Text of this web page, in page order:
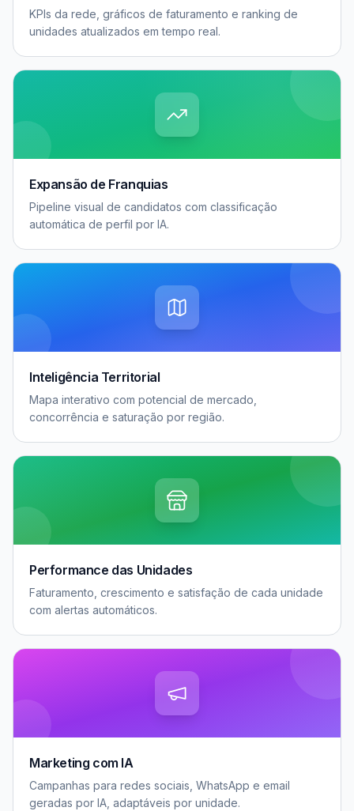
KPIs da rede, gráficos de faturamento e ranking de
unidades atualizados em tempo real.
Expansão de Franquias
Pipeline visual de candidatos com classificação
automática de perfil por IA.
Inteligência Territorial
Mapa interativo com potencial de mercado,
concorrência e saturação por região.
Performance das Unidades
Faturamento, crescimento e satisfação de cada unidade
com alertas automáticos.
Marketing com IA
Campanhas para redes sociais, WhatsApp e email
geradas por IA, adaptáveis por unidade.